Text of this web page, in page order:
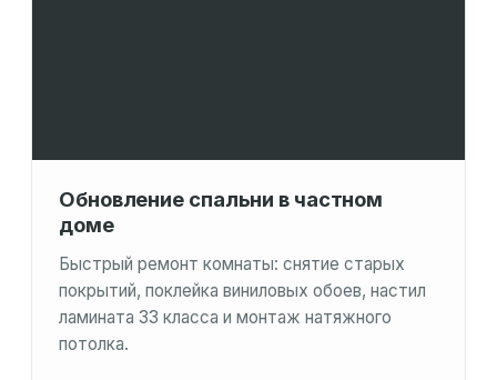
Обновление спальни в частном
доме
Быстрый ремонт комнаты: снятие старых
покрытий, поклейка виниловых обоев, настил
ламината 33 класса и монтаж натяжного
потолка.